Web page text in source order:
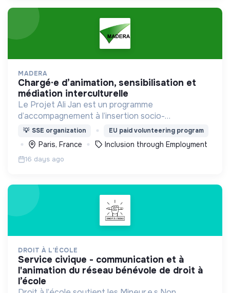
MADERA
chargé·e d’animation, sensibilisation et
médiation interculturelle
Le Projet Ali Jan est un programme
d’accompagnement à l’insertion socio-
professionnelle des personnes bénéficiaires de la
protection internationale (BPI) dans les territoires
ruraux et périurbains.
💡 SSE organization EU paid volunteering program
Paris, France Inclusion through Employment
16 days ago
DROIT À L'ÉCOLE
service civique - communication et à
l'animation du réseau bénévole de droit à
l’école